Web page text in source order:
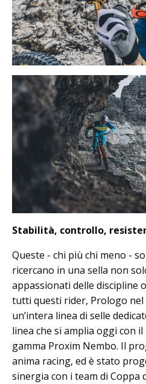
Stabilità, controllo,
Queste - chi più chi meno -
ricercano in una sella non
appassionati delle discipline
tutti questi rider, Prologo nel
un’intera linea di selle
linea che si amplia oggi con
gamma Proxim Nembo. Il
anima racing, ed è stato
sinergia con i team di Coppa